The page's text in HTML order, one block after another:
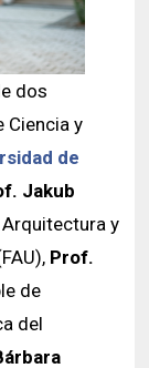
dos
Ciencia y
de
Jakub
y
Prof.
de
del